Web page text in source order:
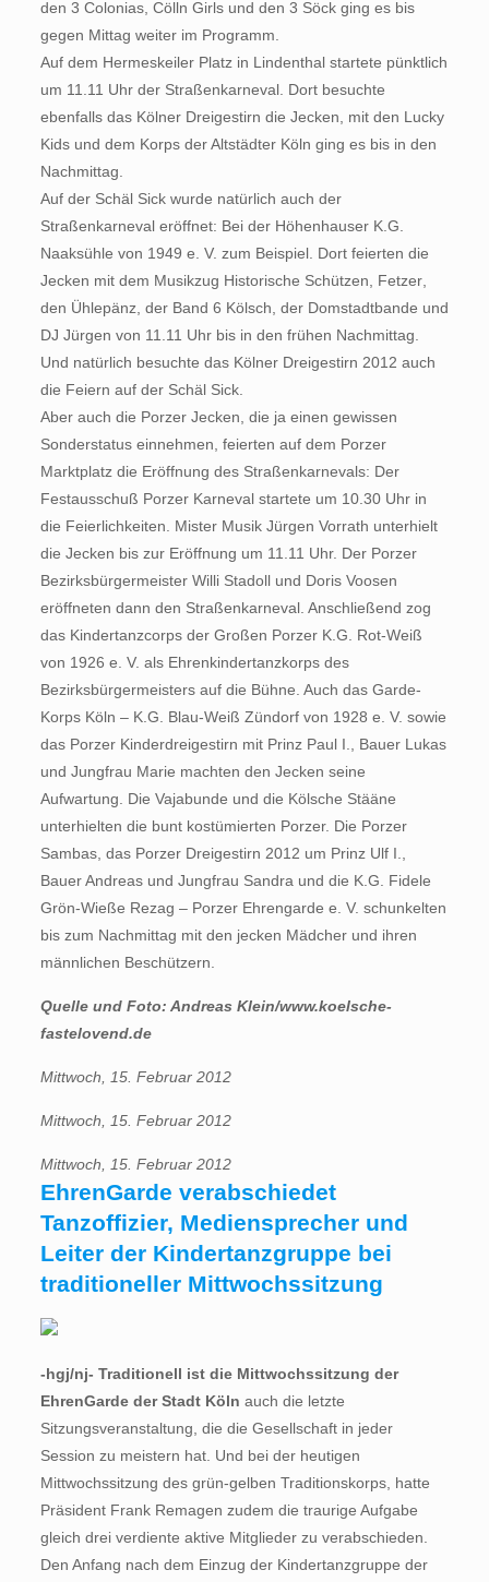
den 3 Colonias, Cölln Girls und den 3 Söck ging es bis
gegen Mittag weiter im Programm.
Auf dem Hermeskeiler Platz in Lindenthal startete pünktlich
um 11.11 Uhr der Straßenkarneval. Dort besuchte
ebenfalls das Kölner Dreigestirn die Jecken, mit den Lucky
Kids und dem Korps der Altstädter Köln ging es bis in den
Nachmittag.
Auf der Schäl Sick wurde natürlich auch der
Straßenkarneval eröffnet: Bei der Höhenhauser K.G.
Naaksühle von 1949 e. V. zum Beispiel. Dort feierten die
Jecken mit dem Musikzug Historische Schützen, Fetzer,
den Ühlepänz, der Band 6 Kölsch, der Domstadtbande und
DJ Jürgen von 11.11 Uhr bis in den frühen Nachmittag.
Und natürlich besuchte das Kölner Dreigestirn 2012 auch
die Feiern auf der Schäl Sick.
Aber auch die Porzer Jecken, die ja einen gewissen
Sonderstatus einnehmen, feierten auf dem Porzer
Marktplatz die Eröffnung des Straßenkarnevals: Der
Festausschuß Porzer Karneval startete um 10.30 Uhr in
die Feierlichkeiten. Mister Musik Jürgen Vorrath unterhielt
die Jecken bis zur Eröffnung um 11.11 Uhr. Der Porzer
Bezirksbürgermeister Willi Stadoll und Doris Voosen
eröffneten dann den Straßenkarneval. Anschließend zog
das Kindertanzcorps der Großen Porzer K.G. Rot-Weiß
von 1926 e. V. als Ehrenkindertanzkorps des
Bezirksbürgermeisters auf die Bühne. Auch das Garde-
Korps Köln – K.G. Blau-Weiß Zündorf von 1928 e. V. sowie
das Porzer Kinderdreigestirn mit Prinz Paul I., Bauer Lukas
und Jungfrau Marie machten den Jecken seine
Aufwartung. Die Vajabunde und die Kölsche Stääne
unterhielten die bunt kostümierten Porzer. Die Porzer
Sambas, das Porzer Dreigestirn 2012 um Prinz Ulf I.,
Bauer Andreas und Jungfrau Sandra und die K.G. Fidele
Grön-Wieße Rezag – Porzer Ehrengarde e. V. schunkelten
bis zum Nachmittag mit den jecken Mädcher und ihren
männlichen Beschützern.
Quelle und Foto: Andreas Klein/www.koelsche-
fastelovend.de
Mittwoch, 15. Februar 2012
Mittwoch, 15. Februar 2012
Mittwoch, 15. Februar 2012
EhrenGarde verabschiedet
Tanzoffizier, Mediensprecher und
Leiter der Kindertanzgruppe bei
traditioneller Mittwochssitzung
-hgj/nj- Traditionell ist die Mittwochssitzung der
EhrenGarde der Stadt Köln auch die letzte
Sitzungsveranstaltung, die die Gesellschaft in jeder
Session zu meistern hat. Und bei der heutigen
Mittwochssitzung des grün-gelben Traditionskorps, hatte
Präsident Frank Remagen zudem die traurige Aufgabe
gleich drei verdiente aktive Mitglieder zu verabschieden.
Den Anfang nach dem Einzug der Kindertanzgruppe der